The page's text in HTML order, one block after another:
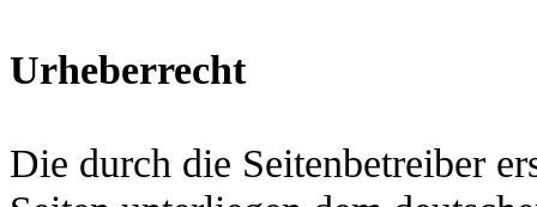
Urheberrecht
Die durch die Seitenbetreiber